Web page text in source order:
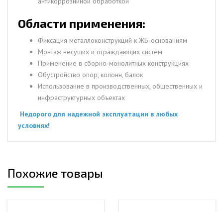
Области применения:
Фиксация металлоконструкций к ЖБ-основаниям
Монтаж несущих и ограждающих систем
Применение в сборно-монолитных конструкциях
Обустройство опор, колонн, балок
Использование в производственных, общественных и
инфраструктурных объектах
Недорого для надежной эксплуатации в любых
условиях!
Похожие товары